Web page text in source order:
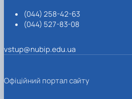
(044) 258-42-63
(044) 527-83-08
vstup@nubip.edu.ua
Офіційний портал сайту